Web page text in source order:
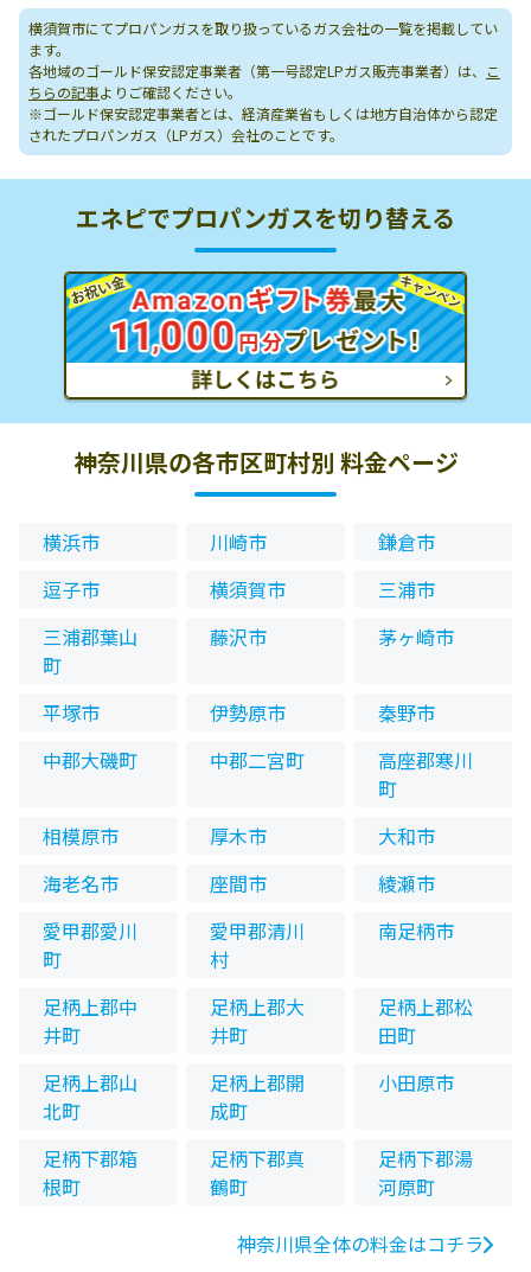
横須賀市にてプロパンガスを取り扱っているガス会社の一覧を掲載してい
ます。
各地域のゴールド保安認定事業者（第一号認定LPガス販売事業者）は、
こ
ちらの記事よりご確認ください。
※ゴールド保安認定事業者とは、経済産業省もしくは地方自治体から認定
されたプロパンガス（LPガス）会社のことです。
エネピでプロパンガスを切り替える
神奈川県の各市区町村別 料金ページ
横浜市 川崎市
鎌倉市
逗子市
横須賀市
三浦市
三浦郡葉山
町
藤沢市 茅ヶ崎市
平塚市 伊勢原市
秦野市
中郡大磯町
中郡二宮町
高座郡寒川
町
相模原市
厚木市
大和市
海老名市
座間市
綾瀬市
愛甲郡愛川
町
愛甲郡清川
村
南足柄市
足柄上郡中
井町
足柄上郡大
井町
足柄上郡松
田町
足柄上郡山
北町
足柄上郡開
成町
小田原市
足柄下郡箱
根町
足柄下郡真
鶴町
足柄下郡湯
河原町
神奈川県全体の料金はコチラ